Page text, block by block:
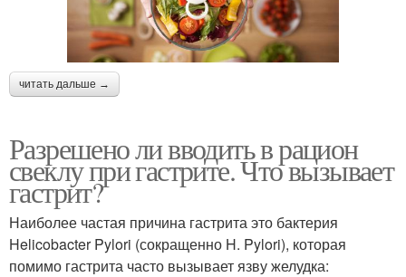
читать дальше →
Разрешено ли вводить в рацион
свеклу при гастрите. Что вызывает
гастрит?
Наиболее частая причина гастрита это бактерия
Helicobacter Pylori (сокращенно H. Pylori), которая
помимо гастрита часто вызывает язву желудка: